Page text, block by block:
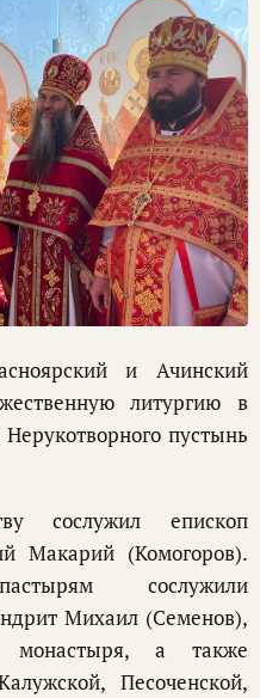
и Ачинский
литургию в
пустынь
сослужил епископ
Макарий (Комогоров).
сослужили
Михаил (Семенов),
монастыря, а также
Песоченской,